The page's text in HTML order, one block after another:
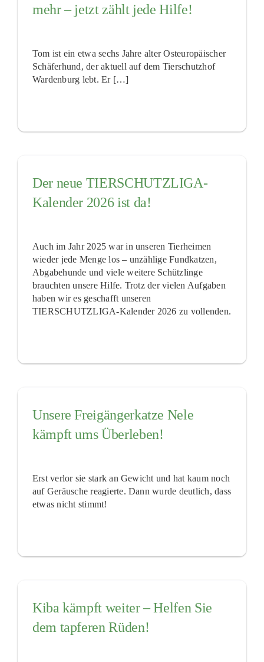
mehr – jetzt zählt jede Hilfe!
Tom ist ein etwasechs Jahre alter Osteuropäischer
Schäferhund, der aktuell auf dem Tierschutzhof
Wardenburg lebt. Er […]
Der neue TIERSCHUTZLIGA-
Kalender 2026 ist da!
Auch im Jahr 2025 war in unseren Tierheimen
wieder jede Menge los – unzählige Fundkatzen,
Abgabehunde und viele weitere Schützlinge
brauchten unsere Hilfe. Trotz der vielen Aufgaben
haben wir es geschafft unseren
TIERSCHUTZLIGA-Kalender 2026 zu vollenden.
Unsere Freigängerkatze Nele
kämpft ums Überleben!
Erst verlor sie stark an Gewicht und hat kaum noch
auf Geräusche reagierte. Dann wurde deutlich, dass
etwas nicht stimmt!
Kiba kämpft weiter – Helfen Sie
dem tapferen Rüden!